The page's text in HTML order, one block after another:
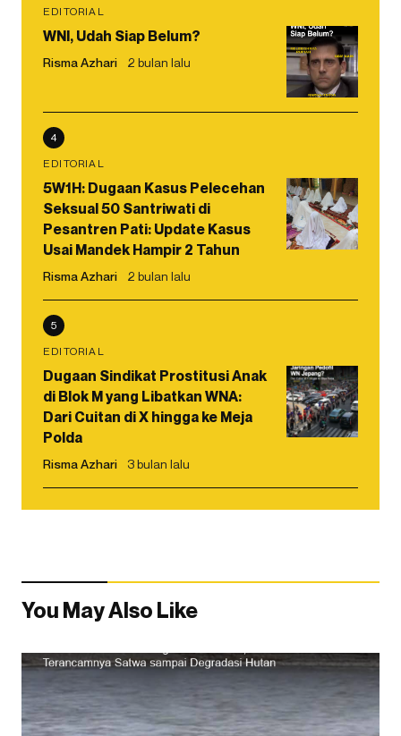
EDITORIAL
WNI, Udah Siap Belum?
Risma Azhari 2 bulan lalu
4
EDITORIAL
5W1H: Dugaan Kasus Pelecehan
Seksual 50 Santriwati di
Pesantren Pati: Update Kasus
Usai Mandek Hampir 2 Tahun
Risma Azhari 2 bulan lalu
5
EDITORIAL
Dugaan Sindikat Prostitusi Anak
di Blok M yang Libatkan WNA:
Dari Cuitan di X hingga ke Meja
Polda
Risma Azhari 3 bulan lalu
You May Also Like